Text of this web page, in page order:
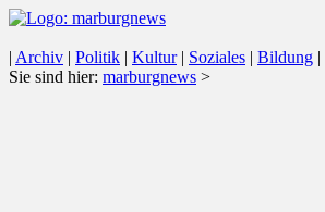
| Archiv | Politik | Kultur| Soziales | Bildung |
Sie sind hier: marburgnews >